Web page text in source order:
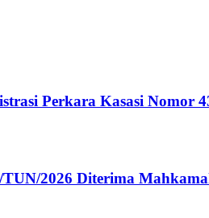
Perkara Kasasi Nomor
2026 Diterima